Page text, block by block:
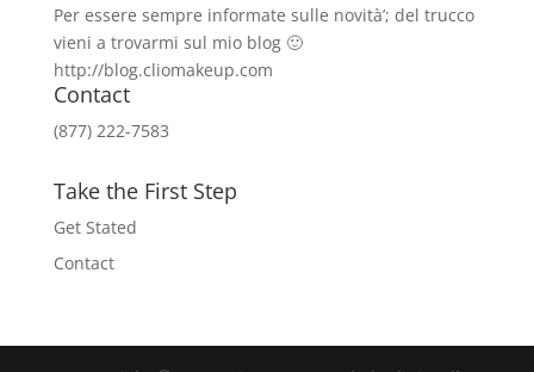
Per essere sempre informate sulle novità’; del trucco
vieni a trovarmi sul mio blog 🙂
http://blog.cliomakeup.com
Contact
(877) 222-7583
Take the First Step
Get Stated
Contact